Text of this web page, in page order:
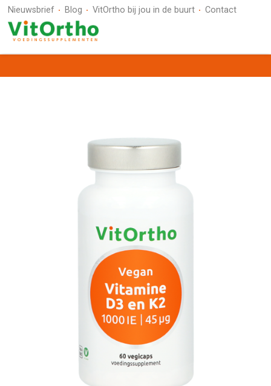
Nieuwsbrief Blog VitOrtho bij jou in de buurt Contact